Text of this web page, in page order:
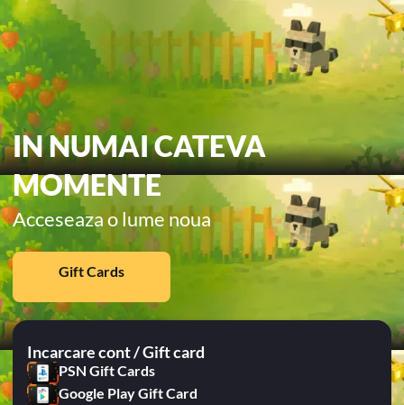
IN NUMAI CATEVA
MOMENTE
Acceseaza o lume noua
Gift Cards
Incarcare cont / Gift card
PSN Gift Cards
Google Play Gift Card